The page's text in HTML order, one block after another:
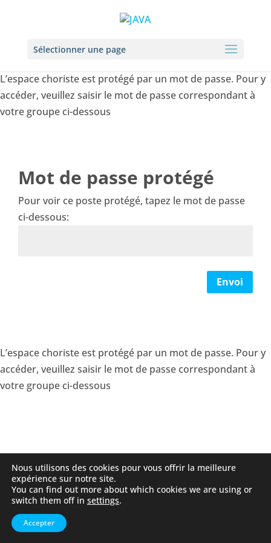
Sélectionner une page
L’espace choriste est protégé par un mot de passe. Pour y
accéder, veuillez saisir le mot de passe correspondant à
votre groupe ci-dessous
Mot de passe protégé
Pour voir ce poste protégé, tapez le mot de passe
ci-dessous:
Envoi
L’espace choriste est protégé par un mot de passe. Pour y
accéder, veuillez saisir le mot de passe correspondant à
votre groupe ci-dessous
Nous utilisons des cookies pour vous offrir la meilleure
expérience sur notre site.
You can find out more about which cookies we are using or
switch them off in settings.
Accepter